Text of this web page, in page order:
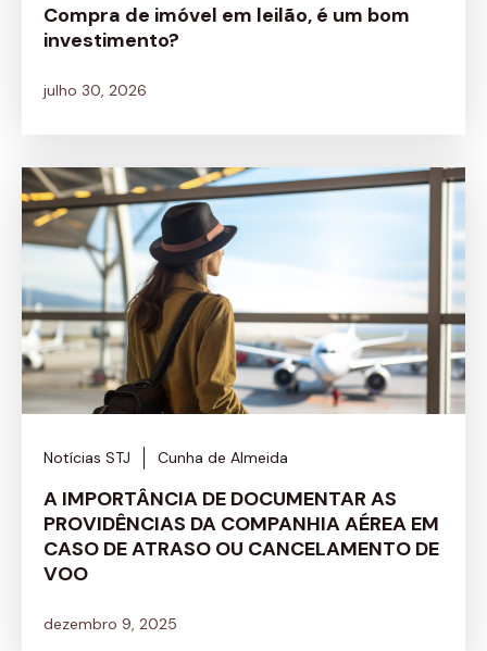
Compra de imóvel em leilão, é um bom
investimento?
julho 30, 2026
Notícias STJ Cunha de Almeida
A IMPORTÂNCIA DE DOCUMENTAR AS
PROVIDÊNCIAS DA COMPANHIA AÉREA EM
CASO DE ATRASO OU CANCELAMENTO DE
VOO
dezembro 9, 2025